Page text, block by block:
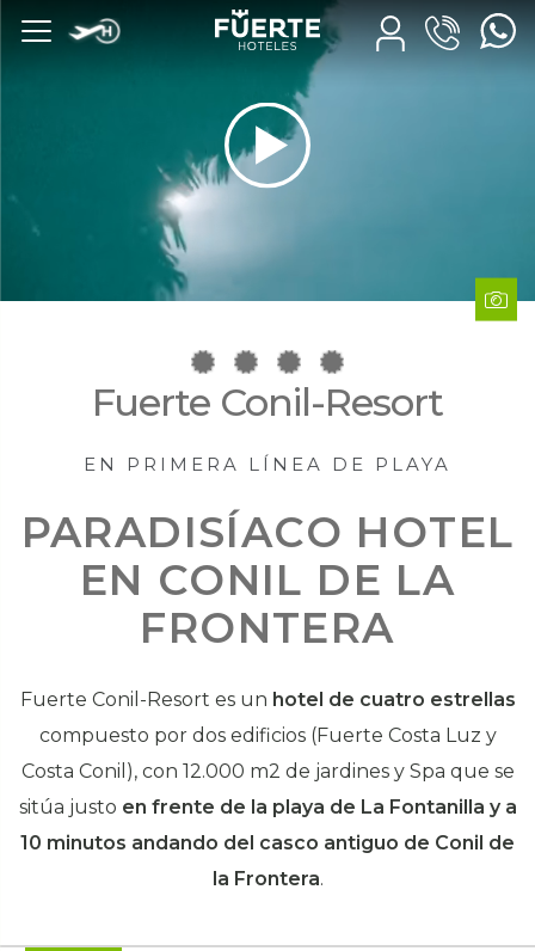
Fuerte Conil-Resort
EN PRIMERA LÍNEA DE PLAYA
PARADISÍACO HOTEL
EN CONIL DE LA
FRONTERA
Fuerte Conil-Resort es un hotel de cuatro estrellas
compuesto por dos edificios (Fuerte Costa Luz y
Costa Conil), con 12.000 m2 de jardines y Spa que se
sitúa justo en frente de la playa de La Fontanilla y a
10 minutos andando del casco antiguo de Conil de
la Frontera.